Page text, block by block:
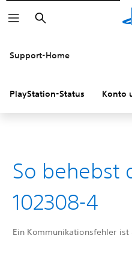
Suchen
Support-Home
PlayStation-Status Konto
So behebst
102308-4
Ein Kommunikationsfehler